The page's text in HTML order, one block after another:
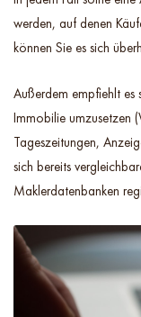
werden, auf denen
können Sie es sich
Außerdem empfiehlt
Immobilie umzusetzen
Tageszeitungen,
sich bereits
Maklerdatenbanken